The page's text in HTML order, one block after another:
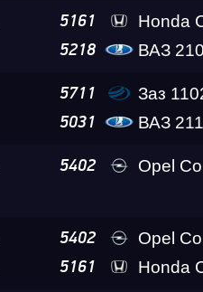
Суперкубок RDRC
5161 Honda
5218 ВАЗ 2108
5711 Заз 1102
5031 ВАЗ
5402 Opel
5402 Opel
5161 Honda